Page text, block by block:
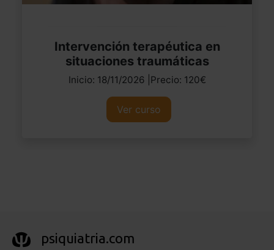
Intervención terapéutica en
situaciones traumáticas
Inicio: 18/11/2026 |Precio: 120€
Ver curso
psiquiatria.com